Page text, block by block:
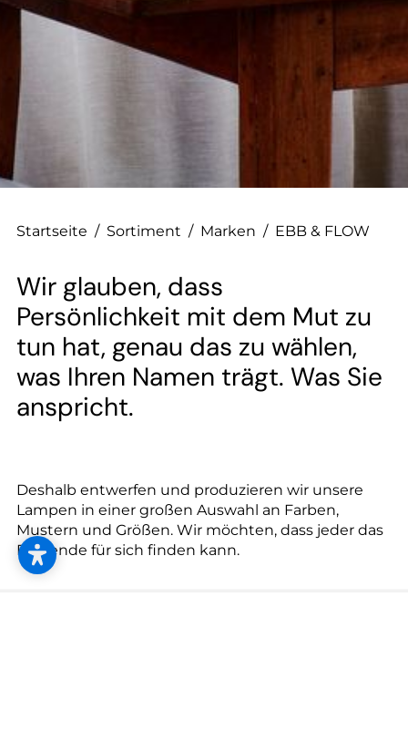
--
--
Startseite / Sortiment / Marken / EBB & FLOW
Wir glauben, dass
Persönlichkeit mit dem Mut zu
tun hat, genau das zu wählen,
was Ihren Namen trägt. Was Sie
anspricht.
Deshalb entwerfen und produzieren wir unsere
Lampen in einer großen Auswahl an Farben,
Mustern und Größen. Wir möchten, dass jeder das
Passende für sich finden kann.